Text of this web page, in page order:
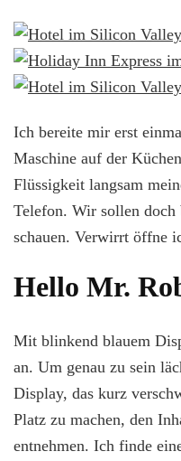
Ich bereite mir erst
Maschine auf der
Flüssigkeit langsam
Telefon. Wir sollen
schauen. Verwirrt öffne
Hello Mr.
Mit blinkend blauem
an. Um genau zu sein
Display, das kurz
Platz zu machen, den
entnehmen. Ich finde